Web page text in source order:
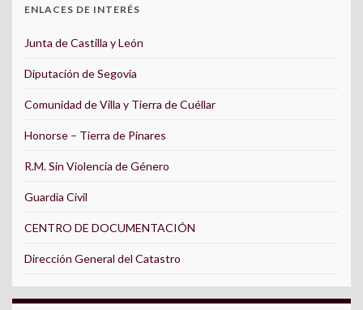
ENLACES DE INTERÉS
Junta de Castilla y León
Diputación de Segovia
Comunidad de Villa y Tierra de Cuéllar
Honorse – Tierra de Pinares
R.M. Sin Violencia de Género
Guardia Civil
CENTRO DE DOCUMENTACIÓN
Dirección General del Catastro